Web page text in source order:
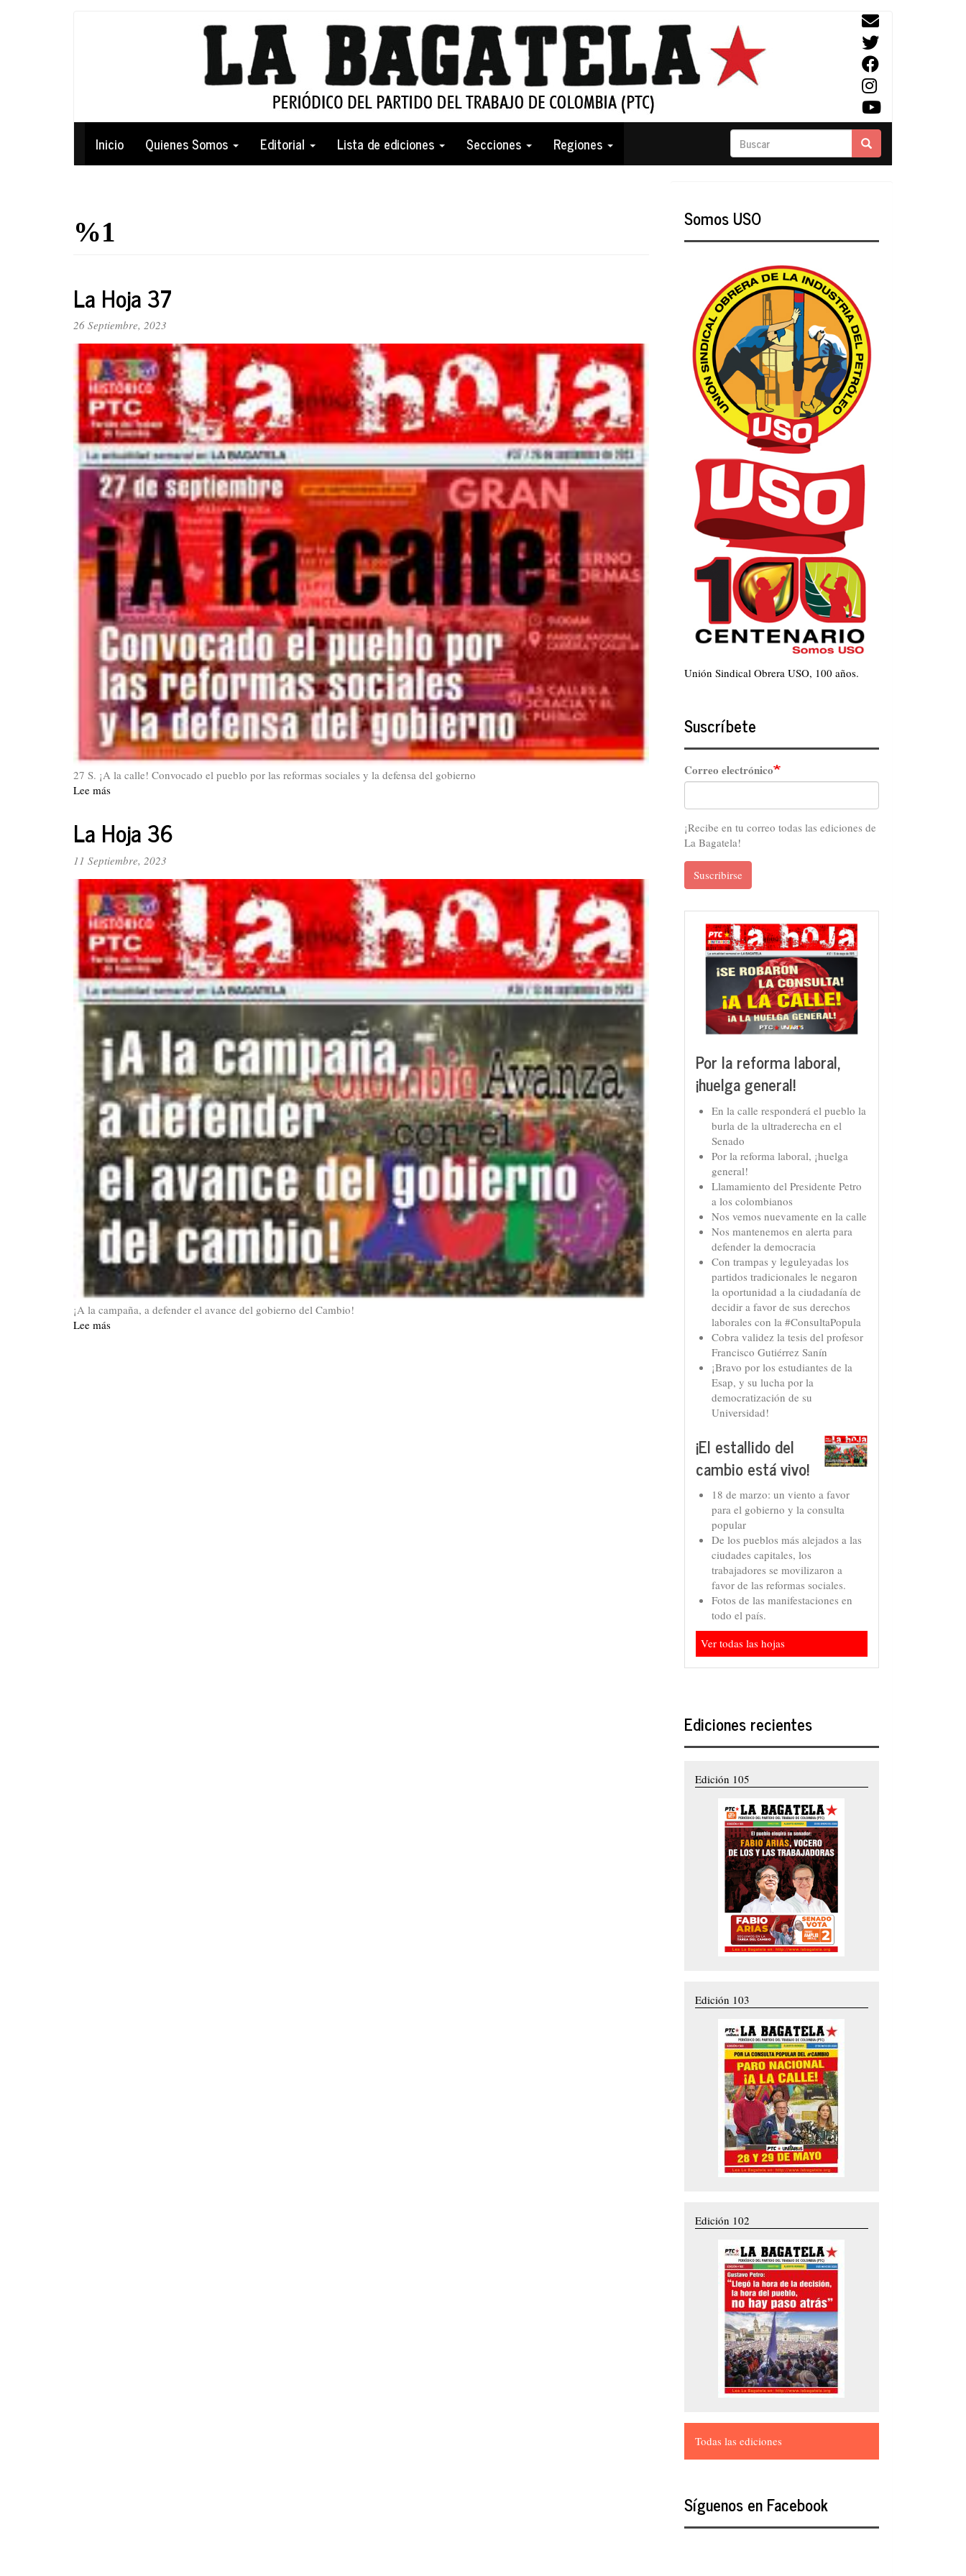
Navegación
principal
Inicio Quienes Somos Editorial Lista de ediciones Secciones Regiones Buscar Buscar
%1
La Hoja 37
26 Septiembre, 2023
27 S. ¡A la calle! Convocado el pueblo por las reformas sociales y la defensa del gobierno
Lee más
37
La Hoja 36
11 Septiembre, 2023
¡A la campaña, a defender el avance del gobierno del Cambio!
Lee más
Somos USO
Unión Sindical Obrera USO, 100 años.
Suscríbete
Correo electrónico
¡Recibe en tu correo todas las ediciones de
La Bagatela!
Suscribirse
Por la reforma laboral,
¡huelga general!
En la calle responderá el pueblo la
burla de la ultraderecha en el
Senado
Por la reforma laboral, ¡huelga
general!
Llamamiento del Presidente Petro
a los colombianos
Nos vemos nuevamente en la calle
Nos mantenemos en alerta para
defender la democracia
Con trampas y leguleyadas los
partidos tradicionales le negaron
la oportunidad a la ciudadanía de
decidir a favor de sus derechos
laborales con la #ConsultaPopula
Cobra validez la tesis del profesor
Francisco Gutiérrez Sanín
¡Bravo por los estudiantes de la
Esap, y su lucha por la
democratización de su
Universidad!
¡El estallido del
cambio está vivo!
18 de marzo: un viento a favor
para el gobierno y la consulta
popular
De los pueblos más alejados a las
ciudades capitales, los
trabajadores se movilizaron a
favor de las reformas sociales.
Fotos de las manifestaciones en
todo el país.
Ver todas las hojas
Ediciones recientes
Edición 105
Edición 103
Edición 102
Todas las ediciones
Síguenos en Facebook